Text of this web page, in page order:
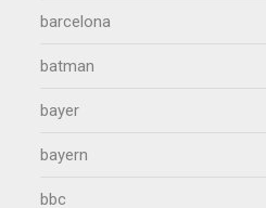
barcelona
batman
bayer
bayern
bbc